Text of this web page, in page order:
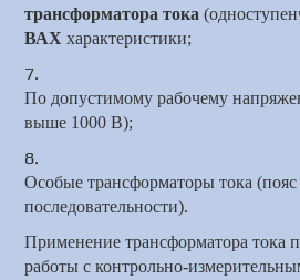
трансформатора тока
ВАХ характеристики;
По допустимому рабочему
выше 1000 В);
Особые трансформаторы тока (пояс
последовательности).
Применение трансформатора тока
работы с контрольно-